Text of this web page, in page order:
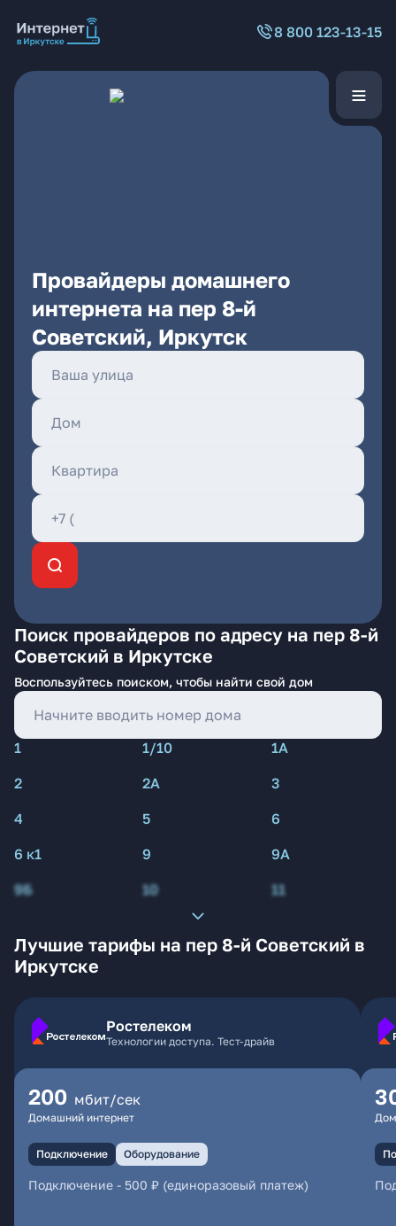
8 800 123-13-15
Провайдеры домашнего
интернета на пер 8-й
Советский, Иркутск
Поиск провайдеров по адресу на пер 8-й
Советский в Иркутске
Воспользуйтесь поиском, чтобы найти свой дом
1 1/10
1А
2
2А
3
4
5
6
6 к1
9
9А
9Б
10 11
Лучшие тарифы на пер 8-й Советский в
Иркутске
Ростелеком
Технологии доступа. Тест-драйв
200 мбит/сек
Домашний интернет
Подключение Оборудование
Подключение - 500 ₽ (единоразовый платеж)